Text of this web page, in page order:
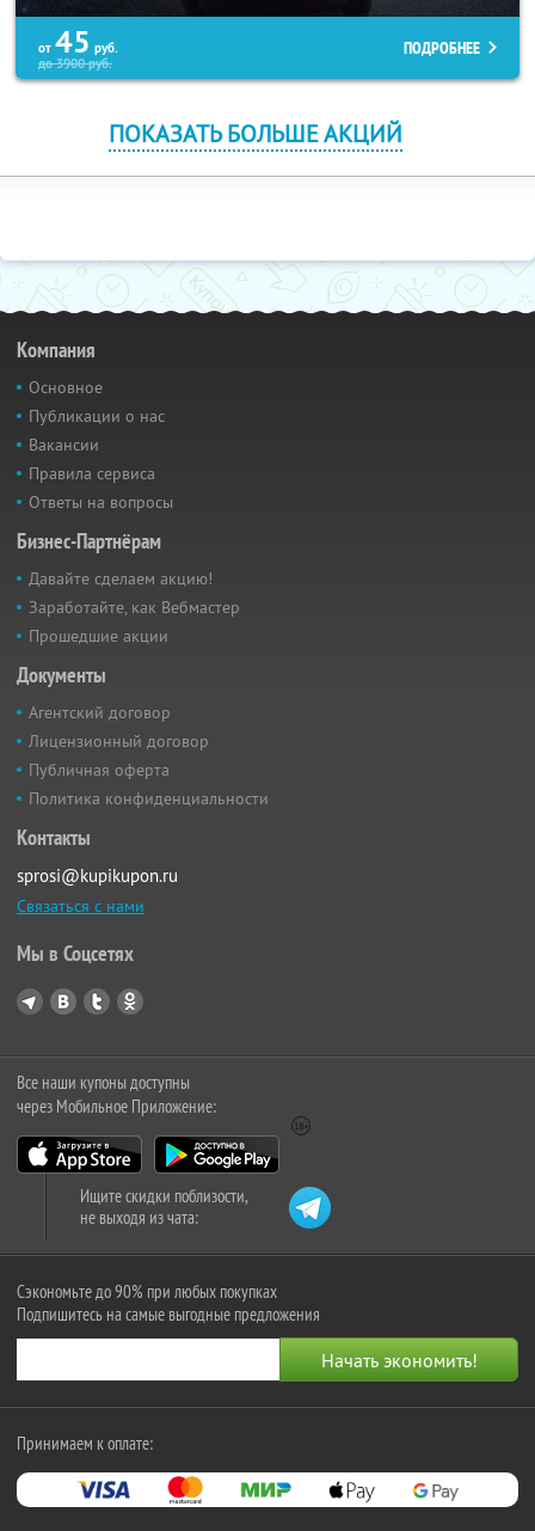
от 45 руб.
до3900руб.
ПОДРОБНЕЕ
ПОКАЗАТЬ БОЛЬШЕ АКЦИЙ
Компания
Основное
Публикации о нас
Вакансии
Правила сервиса
Ответы на вопросы
Бизнес-Партнёрам
Давайте сделаем акцию!
Заработайте, как Вебмастер
Прошедшие акции
Документы
Агентский договор
Лицензионный договор
Публичная оферта
Политика конфиденциальности
Контакты
sprosi@kupikupon.ru
Связаться с нами
Мы в Соцсетях
Все наши купоны доступны
через Мобильное Приложение:
Ищите скидки поблизости,
не выходя из чата:
Сэкономьте до 90% при любых покупках
Подпишитесь на самые выгодные предложения
Принимаем к оплате: